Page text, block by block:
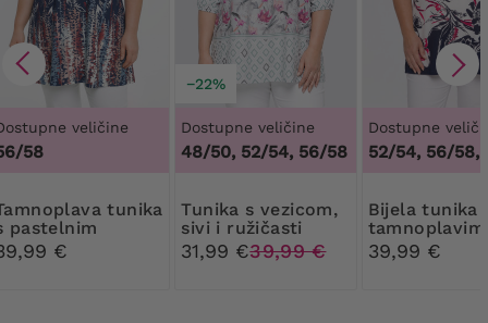
veličine
58
pastelnim
€
−22%
Dostupne veličine
48/50, 52/54, 56/58
Tunika s vezicom,
sivi i ružičasti
uzorci
31,99 €39,99 €
Dostupne
52/54, 56/58,
Bijela tunika s
ružičastim
uzorkom
39,99 €